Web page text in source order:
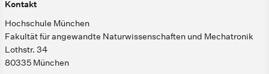
Kontakt
Hochschule München
Fakultät für angewandte Naturwissenschaften und Mechatronik
Lothstr. 34
80335 München